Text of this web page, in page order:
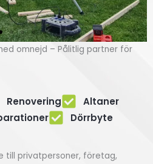
omnejd – Pålitlig partner för
Renovering
Altaner
Dörrbyte
till privatpersoner, företag,